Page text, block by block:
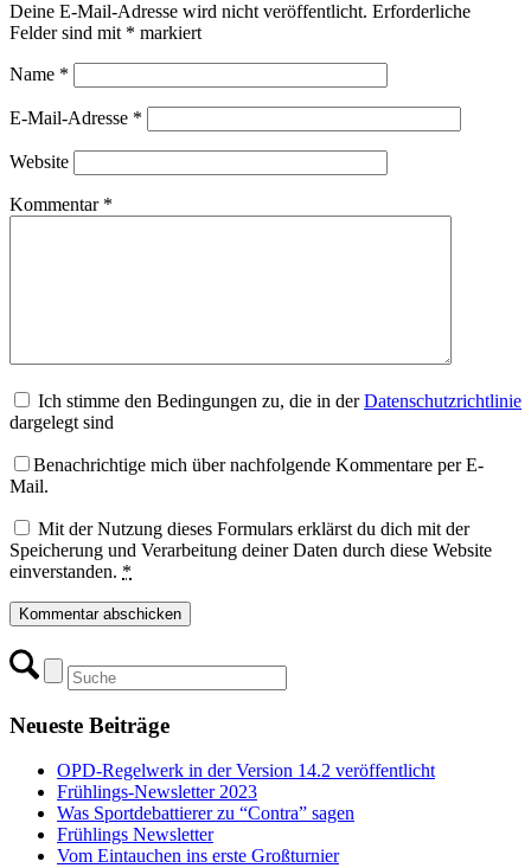
Deine E-Mail-Adresse wird nicht veröffentlicht. Erforderliche
Felder sind mit * markiert
Name *
E-Mail-Adresse *
Website
Kommentar *
Ich stimme den Bedingungen zu, die in derDatenschutzrichtlinie
dargelegt sind
Benachrichtige mich über nachfolgende Kommentare per E-
Mail.
Mit der Nutzung dieses Formulars erklärst du dich mit der
Speicherung und Verarbeitung deiner Daten durch diese Website
einverstanden. *
Neueste Beiträge
OPD-Regelwerk in der Version 14.2 veröffentlicht
Frühlings-Newsletter 2023
Was Sportdebattierer zu “Contra” sagen
Frühlings Newsletter
Vom Eintauchen ins erste Großturnier